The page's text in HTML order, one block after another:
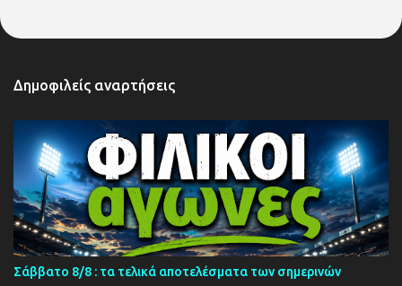
Δημοφιλείς αναρτήσεις
Σάββατο 8/8 : τα τελικά αποτελέσματα των σημερινών